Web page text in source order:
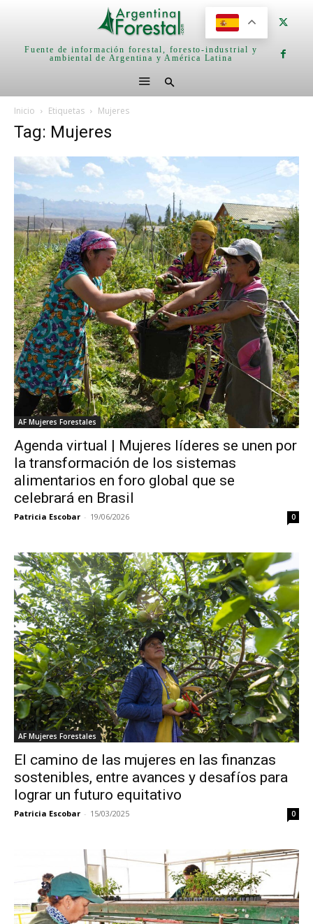
Fuente de información forestal, foresto-industrial y
ambiental de Argentina y América Latina
Inicio Etiquetas Mujeres
Tag: Mujeres
AF Mujeres Forestales
Agenda virtual | Mujeres líderes se unen por
la transformación de los sistemas
alimentarios en foro global que se
celebrará en Brasil
Patricia Escobar - 19/06/2026 0
AF Mujeres Forestales
El camino de las mujeres en las finanzas
sostenibles, entre avances y desafíos para
lograr un futuro equitativo
Patricia Escobar - 15/03/2025 0